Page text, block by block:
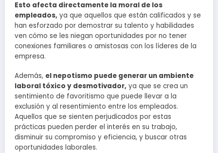
Esto afecta directamente la moral de los
empleados, ya que aquellos que están calificados y se
han esforzado por demostrar su talento y habilidades
ven cómo se les niegan oportunidades por no tener
conexiones familiares o amistosas con los líderes de la
empresa.
Además, el nepotismo puede generar un ambiente
laboral tóxico y desmotivador, ya que se crea un
sentimiento de favoritismo que puede llevar a la
exclusión y al resentimiento entre los empleados.
Aquellos que se sienten perjudicados por estas
prácticas pueden perder el interés en su trabajo,
disminuir su compromiso y eficiencia, y buscar otras
oportunidades laborales.